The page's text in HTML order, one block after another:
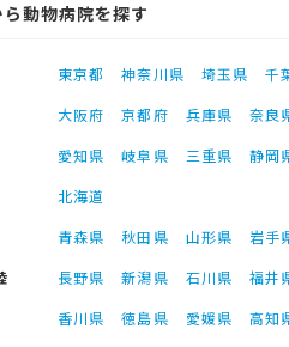
動物病院を探す
東京都 神奈川県 埼玉県 千
大阪府 京都府 兵庫県 奈良
愛知県 岐阜県 三重県
静岡
北海道
青森県 秋田県 山形県 岩手
長野県 新潟県 石川県 福井
香川県 徳島県 愛媛県 高知